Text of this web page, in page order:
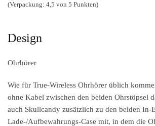
(Verpackung: 4,5 von 5 Punkten)
Design
Ohrhörer
Wie für True-Wireless Ohrhörer üblich
ohne Kabel zwischen den beiden Ohrstöpsel
auch Skullcandy zusätzlich zu den beiden In-
Lade-/Aufbewahrungs-Case mit, in dem die